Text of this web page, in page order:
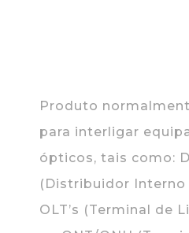
Produto
para interligar
ópticos, tais como:
(Distribuidor Interno
OLT’s (Terminal de